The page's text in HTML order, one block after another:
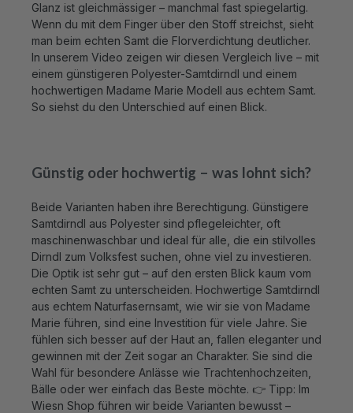
Wenn du mit dem Finger über den Stoff streichst, sieht
man beim echten Samt die Florverdichtung deutlicher.
In unserem Video zeigen wir diesen Vergleich live – mit
einem günstigeren Polyester-Samtdirndl und einem
hochwertigen Madame Marie Modell aus echtem Samt.
So siehst du den Unterschied auf einen Blick.
Samtdirndl aus Polyester sind pflegeleichter, oft
maschinenwaschbar und ideal für alle, die ein stilvolles
Dirndl zum Volksfest suchen, ohne viel zu investieren.
Die Optik ist sehr gut – auf den ersten Blick kaum vom
echten Samt zu unterscheiden. Hochwertige Samtdirndl
aus echtem Naturfasernsamt, wie wir sie von Madame
Marie führen, sind eine Investition für viele Jahre. Sie
fühlen sich besser auf der Haut an, fallen eleganter und
gewinnen mit der Zeit sogar an Charakter. Sie sind die
Wahl für besondere Anlässe wie Trachtenhochzeiten,
Bälle oder wer einfach das Beste möchte. 👉 Tipp: Im
Wiesn Shop führen wir beide Varianten bewusst –
günstigere Samtdirndl für den Einstieg und hochwertige